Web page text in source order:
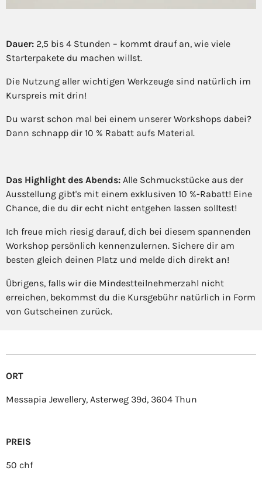
Dauer: 2,5 bis 4 Stunden – kommt drauf an, wie viele
Starterpakete du machen willst.
Die Nutzung aller wichtigen Werkzeuge sind natürlich im
Kurspreis mit drin!
Du warst schon mal bei einem unserer Workshops dabei?
Dann schnapp dir 10 % Rabatt aufs Material.
Das Highlight des Abends: Alle Schmuckstücke aus der
Ausstellung gibt's mit einem exklusiven 10 %-Rabatt! Eine
Chance, die du dir echt nicht entgehen lassen solltest!
Ich freue mich riesig darauf, dich bei diesem spannenden
Workshop persönlich kennenzulernen. Sichere dir am
besten gleich deinen Platz und melde dich direkt an!
Übrigens, falls wir die Mindestteilnehmerzahl nicht
erreichen, bekommst du die Kursgebühr natürlich in Form
von Gutscheinen zurück.
ORT
Messapia Jewellery, Asterweg 39d, 3604 Thun
PREIS
50 chf